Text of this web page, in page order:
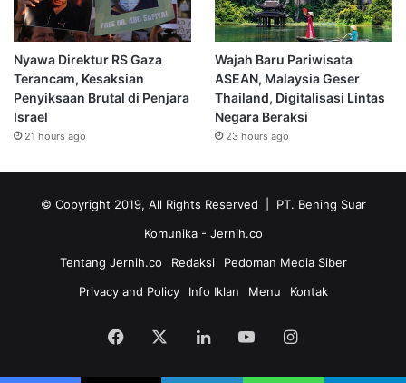
Nyawa Direktur RS Gaza
Terancam, Kesaksian
Penyiksaan Brutal di Penjara
Israel
21 hours ago
Wajah Baru Pariwisata
ASEAN, Malaysia Geser
Thailand, Digitalisasi Lintas
Negara Beraksi
23 hours ago
© Copyright 2019, All Rights Reserved | PT. Bening Suar
Komunika - Jernih.co
Tentang Jernih.co
Redaksi
Pedoman Media Siber
Privacy and Policy
Info Iklan Menu Kontak
Facebook LinkedInYouTubeInstagram